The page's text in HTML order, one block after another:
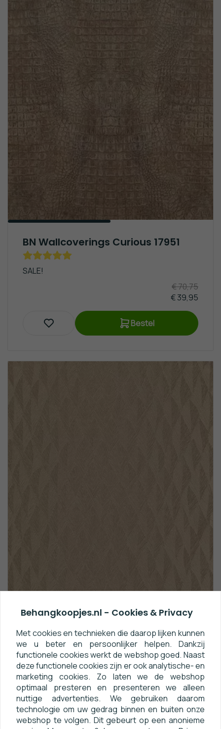
BN Wallcoverings Curious 17951
SALE!
€ 70,75
€ 39,95
Bestel
Dutch Wall Decor 10049-30 / HHP-
14930 / 1004930 Goud
Goud behang met subtiele glans.
€ 44,95
Behangkoopjes.nl - Cookies & Privacy
Met cookies en technieken die daarop lijken kunnen
we u beter en persoonlijker helpen. Dankzij
functionele cookies werkt de webshop goed. Naast
deze functionele cookies zijn er ook analytische- en
marketing cookies. Zo laten we de webshop
optimaal presteren en presenteren we alleen
nuttige advertenties. We gebruiken daarom
technologie om uw gedrag binnen en buiten onze
webshop te volgen. Dit gebeurt op een anonieme